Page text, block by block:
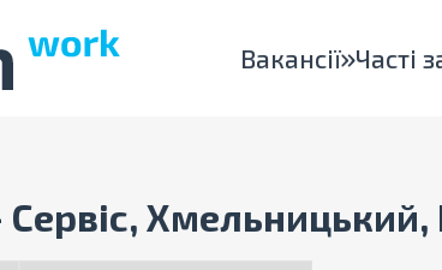
Вакансії Часті
Сервіс, Хмельницький,